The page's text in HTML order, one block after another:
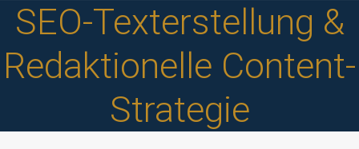
SEO-Texterstellung &
Redaktionelle Content-
Strategie